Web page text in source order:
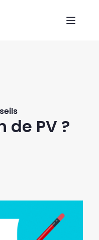
PV ?